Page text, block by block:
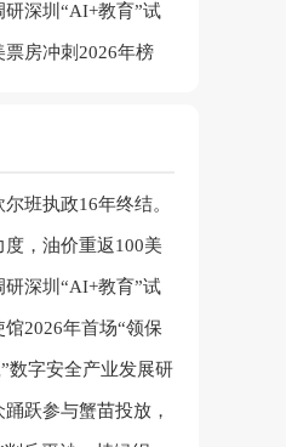
深圳“AI+教育”试
票房冲刺2026年榜
班执政16年终结。
，油价重返100美
深圳“AI+教育”试
2026年首场“领保
数字安全产业发展研
跃参与蟹苗投放，